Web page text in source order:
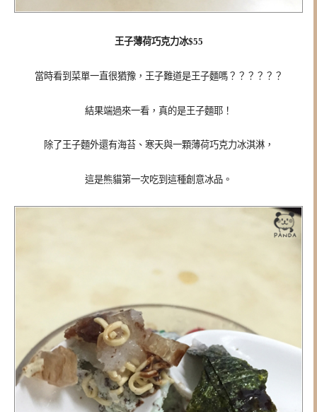
王子薄荷巧克力冰$55
當時看到菜單一直很猶豫， 王子難道是王子麵嗎？？？？？？
結果端過來一看，真的是王子麵耶！
除了王子麵外還有海苔、寒天與一顆薄荷巧克力冰淇淋，
這是熊貓第一次吃到這種創意冰品。